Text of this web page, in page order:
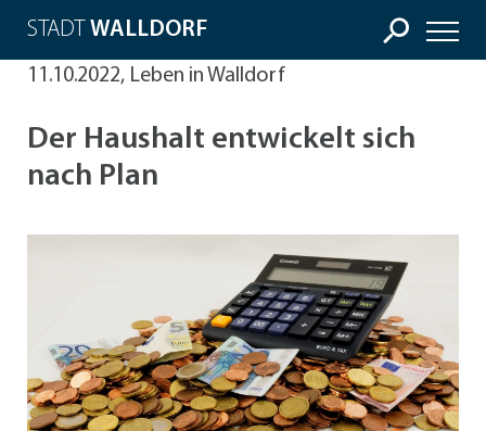
STADT WALLDORF
11.10.2022, Leben in Walldorf
Der Haushalt entwickelt sich
nach Plan